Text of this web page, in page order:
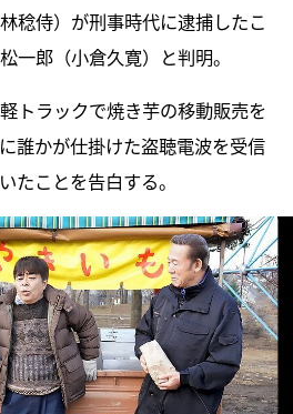
稔侍）が刑事時代に逮捕したこ
一郎（小倉久寛）と判明。
トラックで焼き芋の移動販売を
誰かが仕掛けた盗聴電波を受信
たことを告白する。